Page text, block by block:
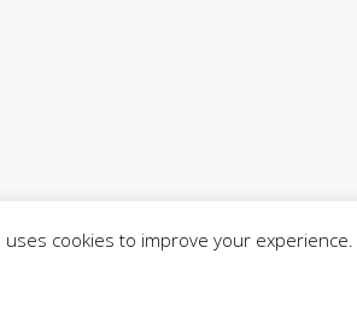
uses cookies to improve your